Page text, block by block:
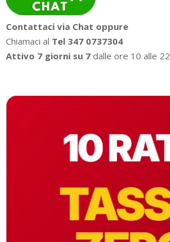
Contattaci via Chat oppure
Chiamaci al Tel 347 0737304
Attivo 7 giorni su 7 dalle ore 10 alle 22